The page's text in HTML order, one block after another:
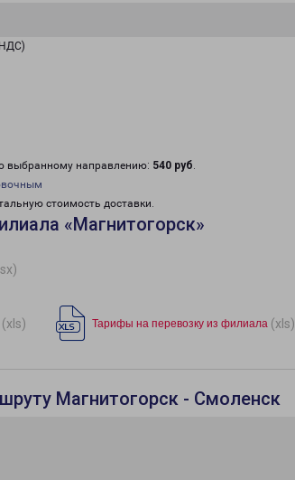
выбранному направлению: 540 руб.
стоимость доставки.
«Магнитогорск»
(xls) Тарифы на перевозку из филиала (xls)
Магнитогорск - Смоленск